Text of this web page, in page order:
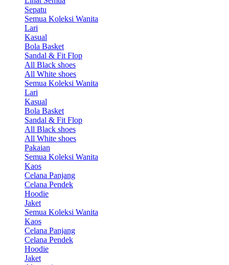
Sepatu
Semua Koleksi Wanita
Lari
Kasual
Bola Basket
Sandal & Fit Flop
All Black shoes
All White shoes
Semua Koleksi Wanita
Lari
Kasual
Bola Basket
Sandal & Fit Flop
All Black shoes
All White shoes
Pakaian
Semua Koleksi Wanita
Kaos
Celana Panjang
Celana Pendek
Hoodie
Jaket
Semua Koleksi Wanita
Kaos
Celana Panjang
Celana Pendek
Hoodie
Jaket